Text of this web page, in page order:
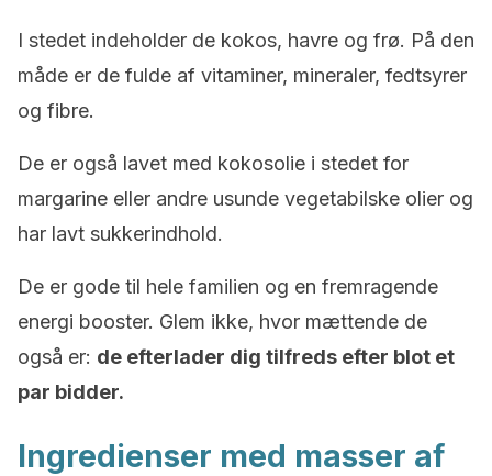
I stedet indeholder de kokos, havre og frø. På den
måde er de fulde af vitaminer, mineraler, fedtsyrer
og fibre.
De er også lavet med kokosolie i stedet for
margarine eller andre usunde vegetabilske olier og
har lavt sukkerindhold.
De er gode til hele familien og en fremragende
energi booster. Glem ikke, hvor mættende de
også er: de efterlader dig tilfreds efter blot et
par bidder.
Ingredienser med masser af